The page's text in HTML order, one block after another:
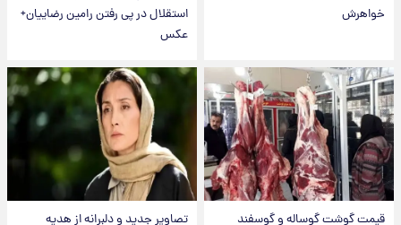
خواهرش
استقلال در پی رفتن رامین رضاییان+
عکس
قیمت گوشت گوساله و گوسفند
تصاویر جدید و دلبرانه از هدیه